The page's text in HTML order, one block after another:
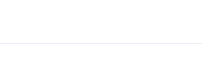
证金额：50，投标文件递交时间：2023/05/22；